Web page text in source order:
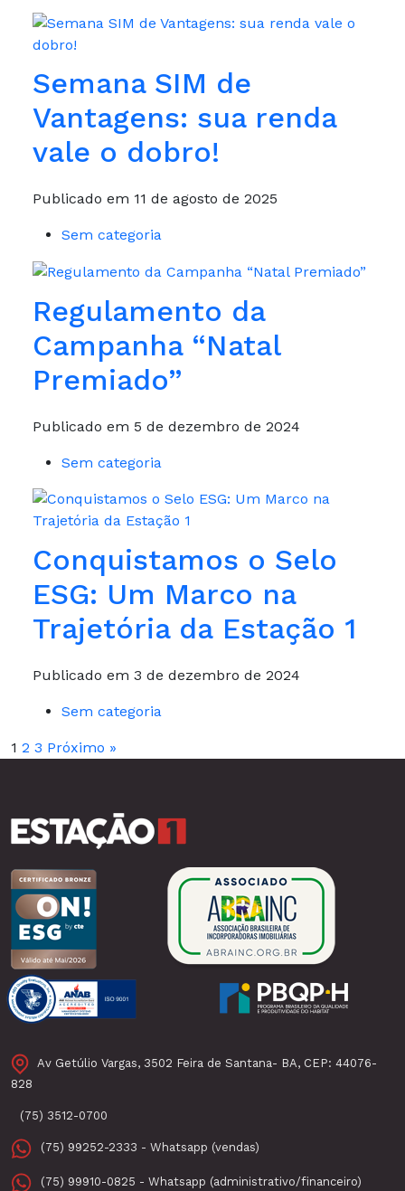
Semana SIM de
Vantagens: sua renda
vale o dobro!
Publicado em 11 de agosto de 2025
Sem categoria
Regulamento da
Campanha “Natal
Premiado”
Publicado em 5 de dezembro de 2024
Sem categoria
Conquistamos o Selo
ESG: Um Marco na
Trajetória da Estação 1
Publicado em 3 de dezembro de 2024
Sem categoria
1 2 3 Próximo »
Av Getúlio Vargas, 3502 Feira de Santana- BA, CEP: 44076-
828
(75) 3512-0700
(75) 99252-2333 - Whatsapp (vendas)
(75) 99910-0825 - Whatsapp (administrativo/financeiro)